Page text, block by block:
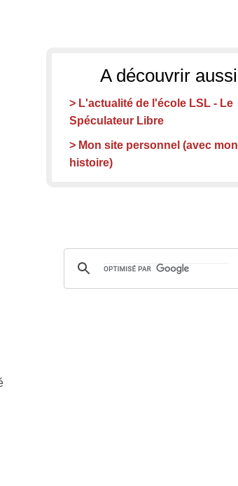
A découvrir aussi
> L'actualité de l'école LSL - Le
Spéculateur Libre
> Mon site personnel (avec mon
histoire)